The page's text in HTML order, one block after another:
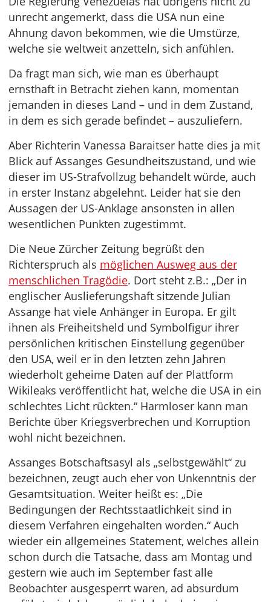
unrecht angemerkt, dass die USA nun eine
Ahnung davon bekommen, wie die Umstürze,
welche sie weltweit anzetteln, sich anfühlen.
Da fragt man sich, wie man es überhaupt
ernsthaft in Betracht ziehen kann, momentan
jemanden in dieses Land – und in dem Zustand,
in dem es sich gerade befindet – auszuliefern.
Aber Richterin Vanessa Baraitser hatte dies ja mit
Blick auf Assanges Gesundheitszustand, und wie
dieser im US-Strafvollzug behandelt würde, auch
in erster Instanz abgelehnt. Leider hat sie den
Aussagen der US-Anklage ansonsten in allen
wesentlichen Punkten zugestimmt.
Die Neue Zürcher Zeitung begrüßt den
Richterspruch als möglichen Ausweg aus der
menschlichen Tragödie. Dort steht z.B.: „Der in
englischer Auslieferungshaft sitzende Julian
Assange hat viele Anhänger in Europa. Er gilt
ihnen als Freiheitsheld und Symbolfigur ihrer
persönlichen kritischen Einstellung gegenüber
den USA, weil er in den letzten zehn Jahren
wiederholt geheime Daten auf der Plattform
Wikileaks veröffentlicht hat, welche die USA in ein
schlechtes Licht rückten.“ Harmloser kann man
Berichte über Kriegsverbrechen und Korruption
wohl nicht bezeichnen.
Assanges Botschaftsasyl als „selbstgewählt“ zu
bezeichnen, zeugt auch eher von Unkenntnis der
Gesamtsituation. Weiter heißt es: „Die
Bedingungen der Rechtsstaatlichkeit sind in
diesem Verfahren eingehalten worden.“ Auch
wieder ein allgemeines Statement, welches allein
schon durch die Tatsache, dass am Montag und
gestern wie auch im September fast alle
Beobachter ausgesperrt waren, ad absurdum